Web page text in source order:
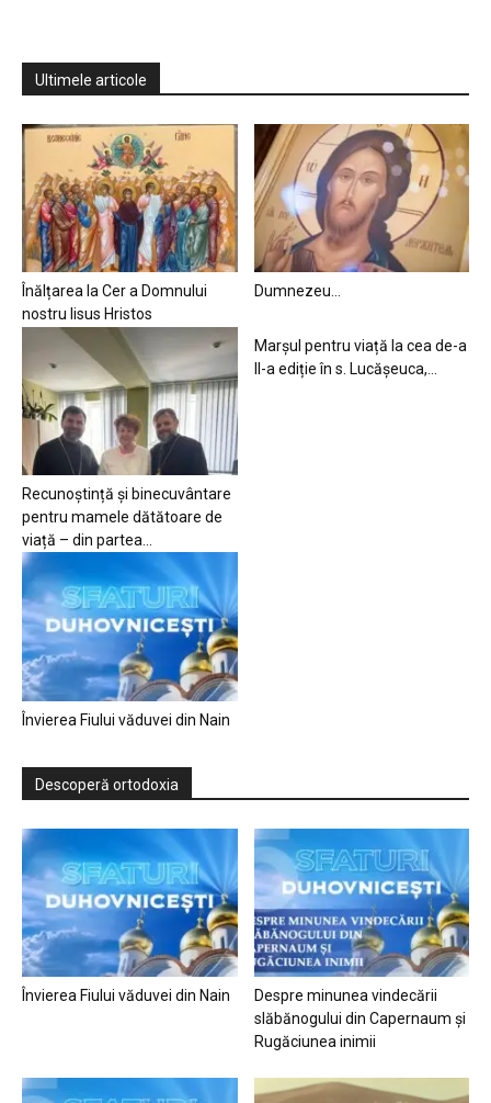
Ultimele articole
Înălțarea la Cer a Domnului
nostru Iisus Hristos
Dumnezeu…
Recunoștință și binecuvântare
pentru mamele dătătoare de
viață – din partea...
Marșul pentru viață la cea de-a
II-a ediție în s. Lucășeuca,...
Învierea Fiului văduvei din Nain
Descoperă ortodoxia
Învierea Fiului văduvei din Nain
Despre minunea vindecării
slăbănogului din Capernaum și
Rugăciunea inimii